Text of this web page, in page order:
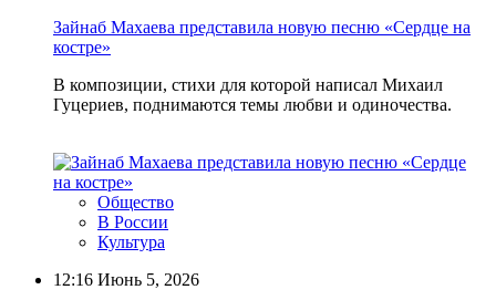
Зайнаб Махаева представила новую песню «Сердце на
костре»
В композиции, стихи для которой написал Михаил
Гуцериев, поднимаются темы любви и одиночества.
Общество
В России
Культура
12:16 Июнь 5, 2026